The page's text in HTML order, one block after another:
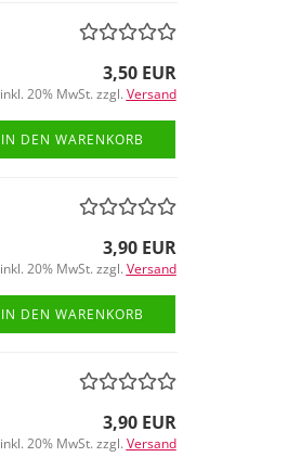
3,50 EUR
inkl. 20% MwSt. zzgl. Versand
IN DEN WARENKORB
3,90 EUR
inkl. 20% MwSt. zzgl. Versand
IN DEN WARENKORB
3,90 EUR
inkl. 20% MwSt. zzgl. Versand